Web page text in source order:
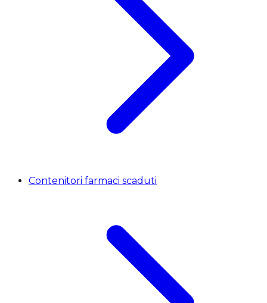
Contenitori farmaci scaduti